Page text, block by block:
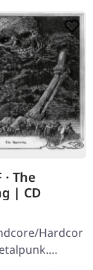
· The
| CD
Hardcor